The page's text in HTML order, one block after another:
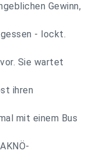
Gewinn,
- lockt.
Sie wartet
ihren
mit einem Bus